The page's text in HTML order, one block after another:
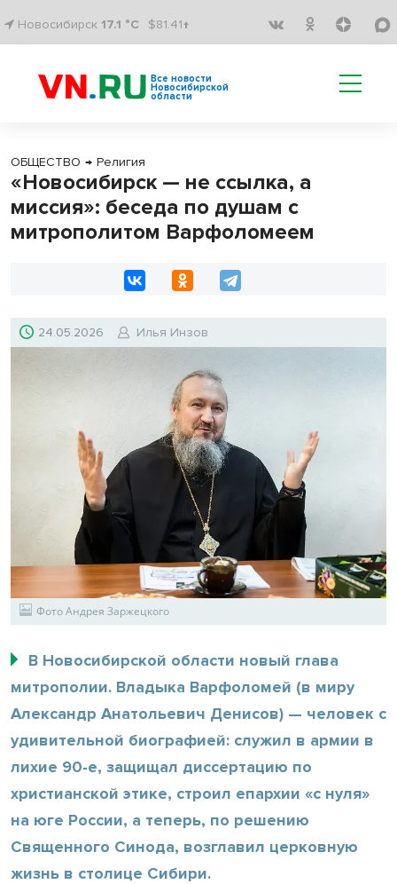
Новосибирск 17.1 °C $81.41↑
Все новости
Новосибирской
области
ОБЩЕСТВО → Религия
«Новосибирск — не ссылка, а
миссия»: беседа по душам с
митрополитом Варфоломеем
24.05.2026 Илья Инзов
Фото Андрея Заржецкого
В Новосибирской области новый глава
митрополии. Владыка Варфоломей (в миру
Александр Анатольевич Денисов) — человек с
удивительной биографией: служил в армии в
лихие 90-е, защищал диссертацию по
христианской этике, строил епархии «с нуля»
на юге России, а теперь, по решению
Священного Синода, возглавил церковную
жизнь в столице Сибири.